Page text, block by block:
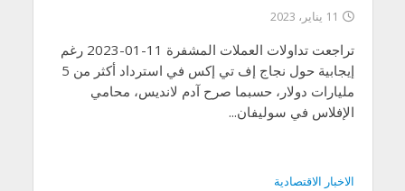
11 يناير، 2023
تراجعت تداولات العملات المشفرة 11-01-2023 رغم
إيجابية حول نجاج إف تي إكس في استرداد أكثر من 5
مليارات دولار، حسبما صرح آدم لانديس، محامي
الإفلاس في سوليفان...
الاخبار الاقتصادية